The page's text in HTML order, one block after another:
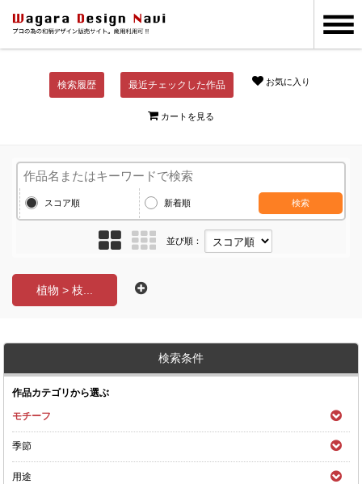
検索履歴 最近チェックした作品 お気に入り
カートを見る
スコア順 新着順 検索
並び順：
植物 > 枝...
検索条件
作品カテゴリから選ぶ
モチーフ
季節
用途